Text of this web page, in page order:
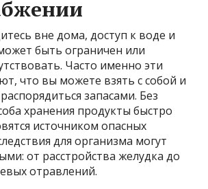
вне дома, доступ к воде и
быть ограничен или
Часто именно эти
что вы можете взять с собой и
запасами. Без
хранения продукты быстро
источником опасных
для организма могут
от расстройства желудка до
отравлений.